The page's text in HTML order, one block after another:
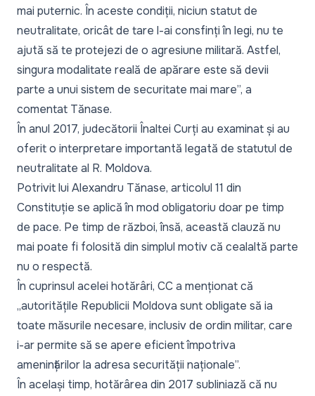
mai puternic. În aceste condiții, niciun statut de
neutralitate, oricât de tare l-ai consfinți în legi, nu te
ajută să te protejezi de o agresiune militară. Astfel,
singura modalitate reală de apărare este să devii
parte a unui sistem de securitate mai mare”, a
comentat Tănase.
În anul 2017, judecătorii Înaltei Curți au examinat și au
oferit o interpretare importantă legată de statutul de
neutralitate al R. Moldova.
Potrivit lui Alexandru Tănase, articolul 11 din
Constituție se aplică în mod obligatoriu doar pe timp
de pace. Pe timp de război, însă, această clauză nu
mai poate fi folosită din simplul motiv că cealaltă parte
nu o respectă.
În cuprinsul acelei hotărâri, CC a menționat că
„autoritățile Republicii Moldova sunt obligate să ia
toate măsurile necesare, inclusiv de ordin militar, care
i-ar permite să se apere eficient împotriva
amenințărilor la adresa securității naționale”.
În același timp, hotărârea din 2017 subliniază că nu